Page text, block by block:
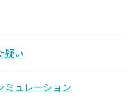
疑い
ミュレーション